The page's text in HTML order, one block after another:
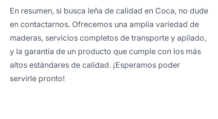
En resumen, si busca leña de calidad en Coca, no dude
en contactarnos. Ofrecemos una amplia variedad de
maderas, servicios completos de transporte y apilado,
y la garantía de un producto que cumple con los más
altos estándares de calidad. ¡Esperamos poder
servirle pronto!